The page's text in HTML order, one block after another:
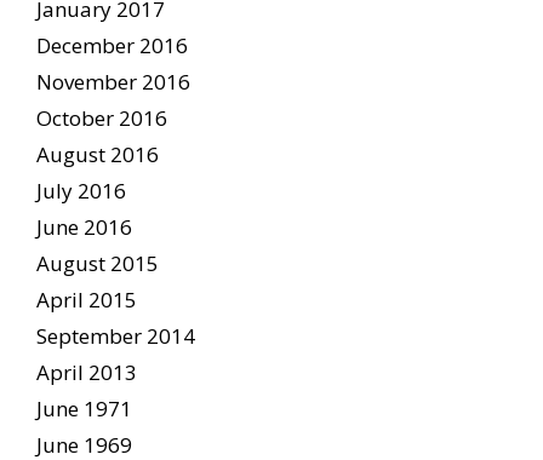
January 2017
December 2016
November 2016
October 2016
August 2016
July 2016
June 2016
August 2015
April 2015
September 2014
April 2013
June 1971
June 1969